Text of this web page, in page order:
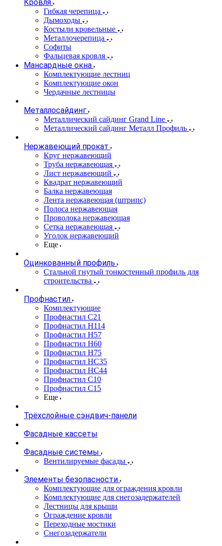
Кровля
Гибкая черепица
Дымоходы
Костыли кровельные
Металлочерепица
Софиты
Фальцевая кровля
Мансардные окна
Комплектующие лестниц
Комплектующие окон
Чердачные лестницы
Металлосайдинг
Металлический сайдинг Grand Line
Металлический сайдинг Металл Профиль
Нержавеющий прокат
Круг нержавеющий
Труба нержавеющая
Лист нержавеющий
Квадрат нержавеющий
Балка нержавеющая
Лента нержавеющая (штрипс)
Полоса нержавеющая
Проволока нержавеющая
Сетка нержавеющая
Уголок нержавеющий
Еще
Оцинкованный профиль
Стальной гнутый тонкостенный профиль для
строительства
Профнастил
Комплектующие
Профнастил C21
Профнастил Н114
Профнастил Н57
Профнастил Н60
Профнастил Н75
Профнастил НС35
Профнастил НС44
Профнастил С10
Профнастил С15
Еще
Трёхслойные сэндвич-панели
Фасадные кассеты
Фасадные системы
Вентилируемые фасады
Элементы безопасности
Комплектующие для ограждения кровли
Комплектующие для снегозадержателей
Лестницы для крыши
Ограждение кровли
Переходные мостики
Снегозадержатели